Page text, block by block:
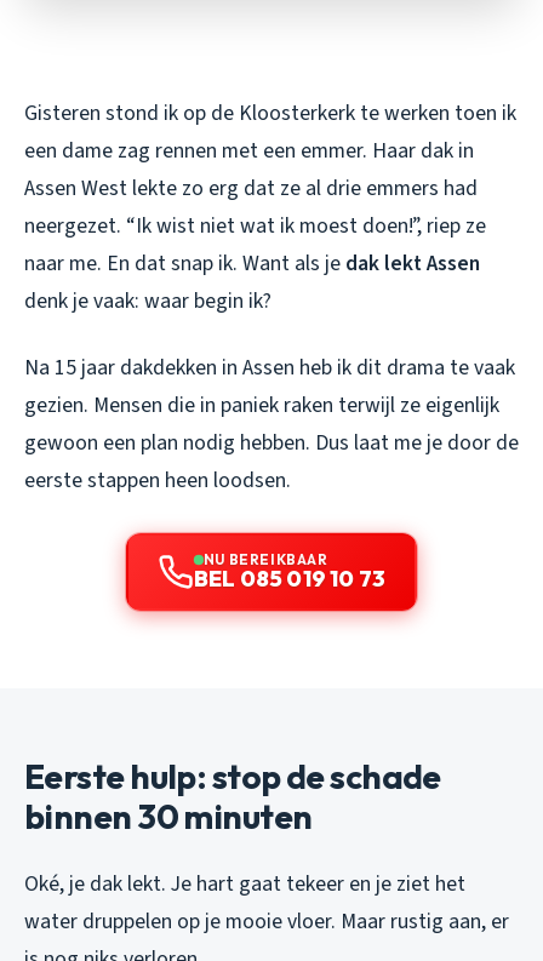
Gisteren stond ik op de Kloosterkerk te werken toen ik
een dame zag rennen met een emmer. Haar dak in
Assen West lekte zo erg dat ze al drie emmers had
neergezet. “Ik wist niet wat ik moest doen!”, riep ze
naar me. En dat snap ik. Want als je dak lekt Assen
denk je vaak: waar begin ik?
Na 15 jaar dakdekken in Assen heb ik dit drama te vaak
gezien. Mensen die in paniek raken terwijl ze eigenlijk
gewoon een plan nodig hebben. Dus laat me je door de
eerste stappen heen loodsen.
NU BEREIKBAAR
BEL 085 019 10 73
Eerste hulp: stop de schade
binnen 30 minuten
Oké, je dak lekt. Je hart gaat tekeer en je ziet het
water druppelen op je mooie vloer. Maar rustig aan, er